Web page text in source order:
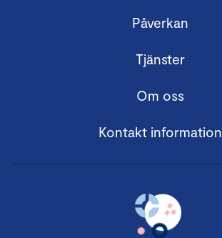
Påverkan
Tjänster
Om oss
Kontakt information